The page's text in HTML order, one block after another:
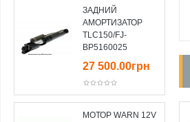
ЗАДНИЙ
АМОРТИЗАТОР
TLC150/FJ-
BP5160025
27 500.00грн
МОТОР WARN 12V